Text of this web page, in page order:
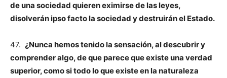
de una sociedad quieren eximirse de las leyes,
disolverán ipso facto la sociedad y destruirán el Estado.
47. ¿Nunca hemos tenido la sensación, al descubrir y
comprender algo, de que parece que existe una verdad
superior, como si todo lo que existe en la naturaleza